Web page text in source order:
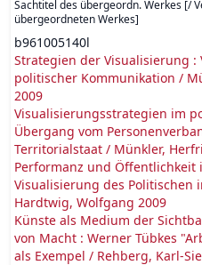
Sachtitel des übergeordn. Werkes [/
übergeordneten Werkes]
b961005140l
Strategien der Visualisierung
politischer Kommunikation /
2009
Visualisierungsstrategien im
Übergang vom
Territorialstaat / Münkler,
Performanz und
Visualisierung des Politischen
Hardtwig, Wolfgang 2009
Künste als Medium der
von Macht : Werner Tübkes
als Exempel / Rehberg, Karl-